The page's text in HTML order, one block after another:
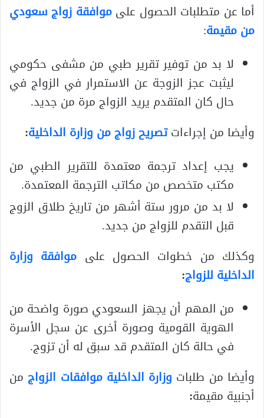
أما عن متطلبات الحصول علىموافقة زواج سعودي
من مقيمة:
لا بد من توفير تقرير طبي من مشفى حكومي
ليثبت عجز الزوجة عن الاستمرار في الزواج في
حال كان المتقدم يريد الزواج مرة من جديد.
وأيضا من إجراءاتتصريح زواج من وزارة الداخلية:
يجب إعداد ترجمة معتمدة للتقرير الطبي من
مكتب متخصص من مكاتب الترجمة المعتمدة.
لا بد من مرور ستة أشهر من تاريخ طلاق الزوج
قبل التقدم للزواج من جديد.
وكذلك من خطوات الحصول على موافقة وزارة
الداخلية للزواج:
من المهم أن يجهز السعودي صورة واضحة من
الهوية القومية وصورة أخرى عن سجل الأسرة
في حالة كان المتقدم قد سبق له أن تزوج.
وأيضا من طلبات وزارة الداخلية موافقات الزواجمن
أجنبية مقيمة: